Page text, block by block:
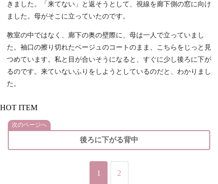
きました。「来てない」と返そうとして、視線を廊下側の窓に向け
ました。母がそこに立っていたのです。
教室の中ではなく、廊下の奥の壁際に、母は一人で立っていまし
た。袖口の擦り切れたベージュのコートのまま、こちらをじっと見
つめています。私と目が合いそうになると、すぐに少し後ろに下が
るのです。来ていないふりをしようとしているのだと、わかりまし
た。
HOT ITEM
次のページへ
後ろに下がる背中
1 2